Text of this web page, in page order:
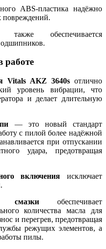
ABS-пластика надёжно
повреждений.
также обеспечивается
работе
Vitals AKZ 3640s отлично
уровень вибрации, что
и делает длительную
— это новый стандарт
с пилой более надёжной
при отпускании
удара, предотвращая
включения исключает
смазки обеспечивает
количества масла для
и перегрев, предотвращая
режущих элементов, а
пилы.